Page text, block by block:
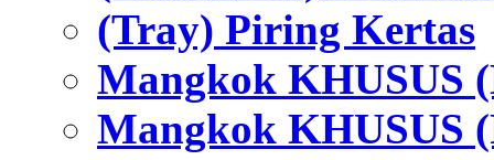
(Tray) Piring Kertas
Mangkok KHUSUS
Mangkok KHUSUS